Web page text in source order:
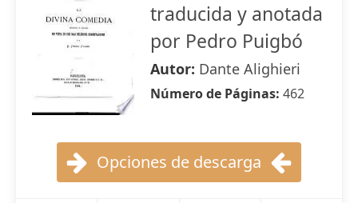
traducida y anotada
por Pedro Puigbó
Autor: Dante Alighieri
Número de Páginas: 462
Opciones de descarga